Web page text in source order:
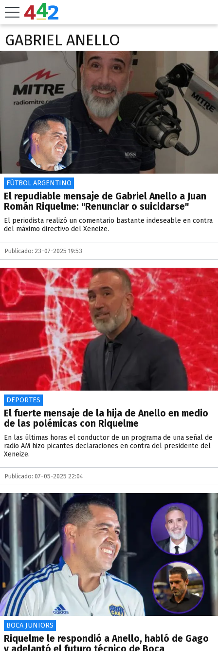
GABRIEL ANELLO
FÚTBOL ARGENTINO
El repudiable mensaje de Gabriel Anello a Juan
Román Riquelme: "Renunciar o suicidarse"
El periodista realizó un comentario bastante indeseable en contra
del máximo directivo del Xeneize.
Publicado: 23-07-2025 19:53
DEPORTES
El fuerte mensaje de la hija de Anello en medio
de las polémicas con Riquelme
En las últimas horas el conductor de un programa de una señal de
radio AM hizo picantes declaraciones en contra del presidente del
Xeneize.
Publicado: 07-05-2025 22:04
BOCA JUNIORS
Riquelme le respondió a Anello, habló de Gago